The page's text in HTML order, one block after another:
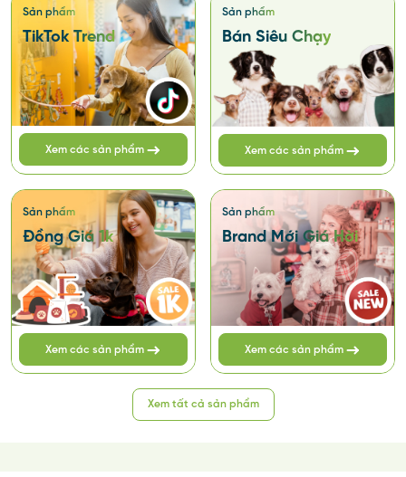
Sản phẩm
TikTok Trend
Xem các sản phẩm
Sản phẩm
Bán Siêu Chạy
Xem các sản phẩm
Sản phẩm
Đồng Giá 1k
Xem các sản phẩm
Sản phẩm
Brand Mới Giá Hời
Xem các sản phẩm
Xem tất cả sản phẩm